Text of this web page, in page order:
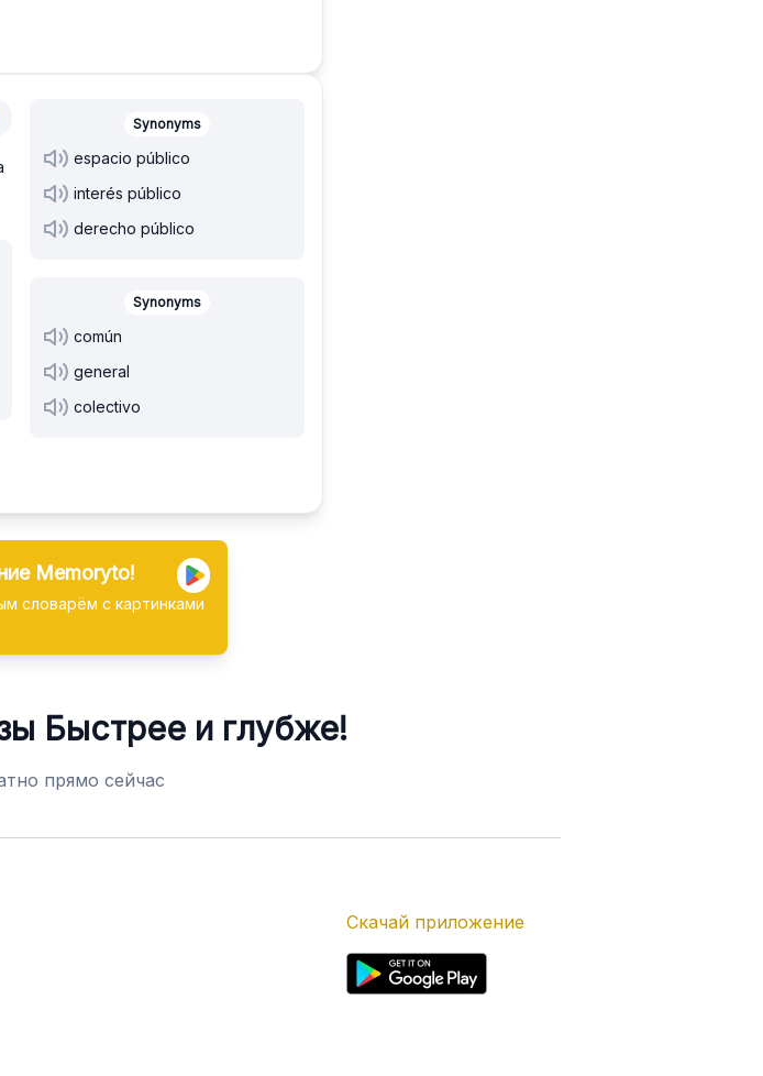
Synonyms
espacio público
interés público
derecho público
Synonyms
común
general
colectivo
Memoryto!
словарём с картинками
Быстрее и глубже!
прямо сейчас
Скачай приложение